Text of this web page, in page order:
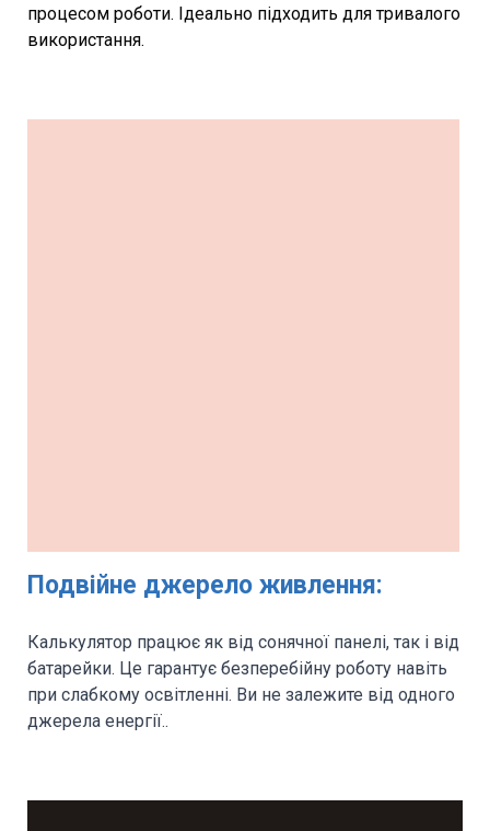
процесом роботи. Ідеально підходить для тривалого
використання.
Подвійне джерело живлення:
Калькулятор працює як від сонячної панелі, так і від
батарейки. Це гарантує безперебійну роботу навіть
при слабкому освітленні. Ви не залежите від одного
джерела енергії..